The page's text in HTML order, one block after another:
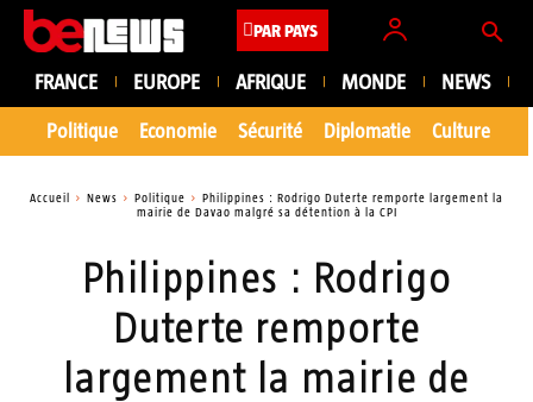
PAR PAYS
FRANCE EUROPE AFRIQUE MONDE NEWS
Politique Economie Sécurité Diplomatie Culture
Accueil News Politique
Philippines : Rodrigo Duterte remporte largement la
mairie de Davao malgré sa détention à la CPI
Philippines : Rodrigo
Duterte remporte
largement la mairie de